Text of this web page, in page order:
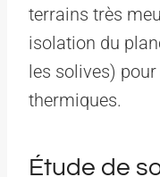
terrains très
isolation du
les solives)
thermiques.
Étude de